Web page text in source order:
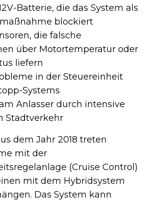
Batterie, die das System als
blockiert
die falsche
über Motortemperatur oder
liefern
in der Steuereinheit
Systems
Anlasser durch intensive
Stadtverkehr
dem Jahr 2018 treten
mit der
(Cruise Control)
mit dem Hybridsystem
Das System kann